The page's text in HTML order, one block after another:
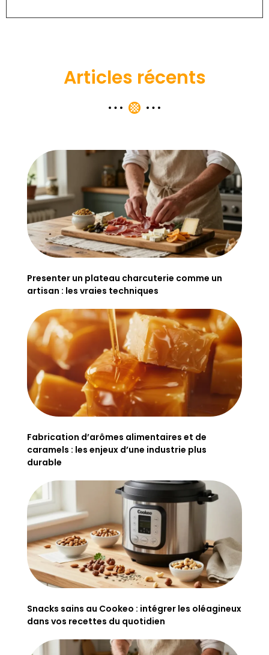
Articles récents
Presenter un plateau charcuterie comme un
artisan : les vraies techniques
Fabrication d’arômes alimentaires et de
caramels : les enjeux d’une industrie plus
durable
Snacks sains au Cookeo : intégrer les oléagineux
dans vos recettes du quotidien